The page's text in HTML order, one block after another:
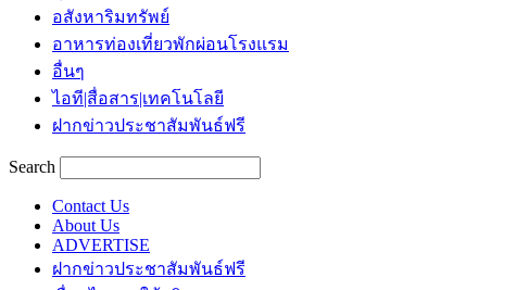
อสังหาริมทรัพย์
อาหารท่องเที่ยวพักผ่อนโรงแรม
อื่นๆ
ไอที|สื่อสาร|เทคโนโลยี
ฝากข่าวประชาสัมพันธ์ฟรี
Search
Contact Us
About Us
ADVERTISE
ฝากข่าวประชาสัมพันธ์ฟรี